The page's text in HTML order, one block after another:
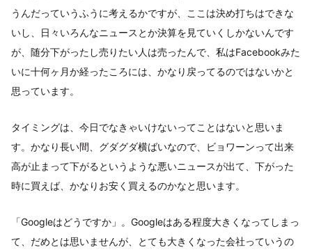
うんだっていうふうに考えるかですが、ここは決め打ちはできな
いし、日々いろんなニュースとか決算を見ていくしかないんです
が、随分下がったし売りたい人は売ったんで、私はFacebookみた
いに十何ヶ月か経ったころには、かなり戻ってるのではないかと
思っています。
タイミングは、今日でなきゃいけないってことはないと思いま
す。かなり長い間、グダグダ横ばいなので、ビョワーンって出来
高が止まって下がるというような悪いニュースが出て、下がった
時に買えば、かなりお安く買えるのかなと思います。
「Googleはどうですか」。Googleはある程度大きくなってしまっ
て、だめとは思いませんが、とても大きくなった会社っていうの